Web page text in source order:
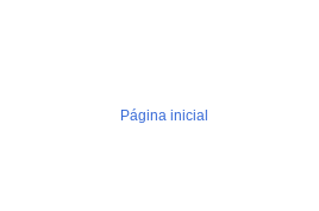
Página inicial